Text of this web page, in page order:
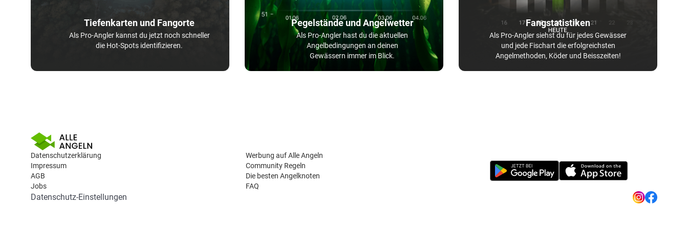
Tiefenkarten und Fangorte
Als Pro-Angler kannst du jetzt noch schneller
die Hot-Spots identifizieren.
Pegelstände und Angelwetter
Als Pro-Angler hast du die aktuellen
Angelbedingungen an deinen
Gewässern immer im Blick.
Fangstatistiken
Als Pro-Angler siehst du für jedes Gewässer
und jede Fischart die erfolgreichsten
Angelmethoden, Köder und Beisszeiten!
Datenschutzerklärung
Impressum
AGB
Jobs
Werbung auf Alle Angeln
Community Regeln
Die besten Angelknoten
FAQ
Datenschutz-Einstellungen